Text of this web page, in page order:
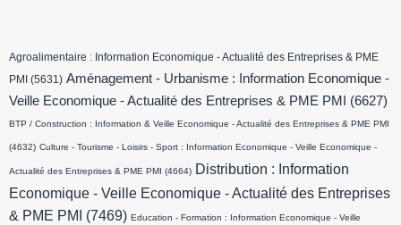
Agroalimentaire : Information Economique - Actualité des Entreprises & PME
PMI (5631) Aménagement - Urbanisme : Information Economique -
Veille Economique - Actualité des Entreprises & PME PMI
(6627)
BTP / Construction : Information & Veille Economique - Actualité des Entreprises & PME PMI
(4632) Culture - Tourisme - Loisirs - Sport : Information Economique - Veille Economique -
Actualité des Entreprises & PME PMI (4664) Distribution : Information
Economique - Veille Economique - Actualité des Entreprises
& PME PMI
(7469) Education - Formation : Information Economique - Veille